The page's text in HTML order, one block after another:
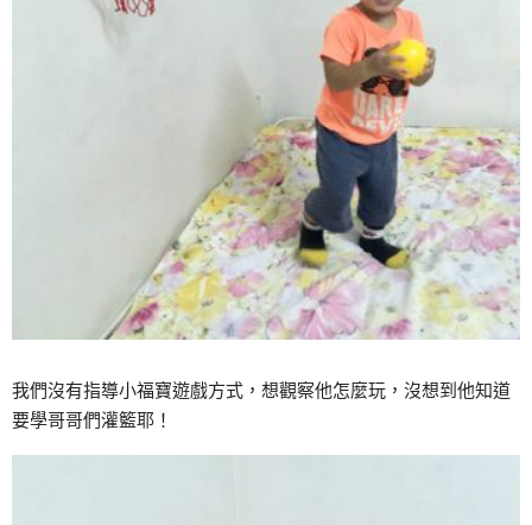
我們沒有指導小福寶遊戲方式，想觀察他怎麼玩，沒想到他知道
要學哥哥們灌籃耶！